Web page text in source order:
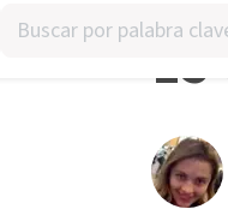
Buscar
por